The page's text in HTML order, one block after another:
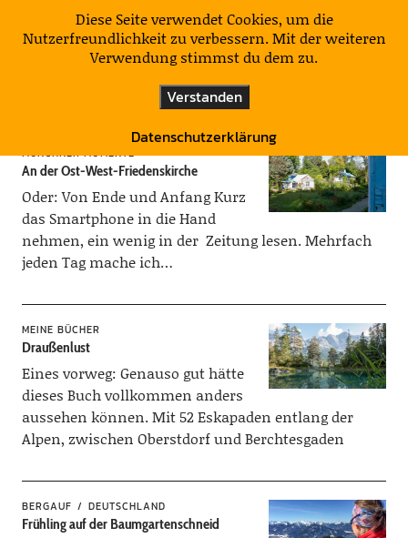
KulturNatur
MÜNCHNER MOMENTE
An der Ost-West-Friedenskirche
Oder: Von Ende und Anfang Kurz
das Smartphone in die Hand
nehmen, ein wenig in der Zeitung lesen. Mehrfach
jeden Tag mache ich…
MEINE BÜCHER
Draußenlust
Eines vorweg: Genauso gut hätte
dieses Buch vollkommen anders
aussehen können. Mit 52 Eskapaden entlang der
Alpen, zwischen Oberstdorf und Berchtesgaden
BERGAUF DEUTSCHLAND
Frühling auf der Baumgartenschneid
Diese Seite verwendet Cookies, um die
Nutzerfreundlichkeit zu verbessern. Mit der weiteren
Verwendung stimmst du dem zu.
Verstanden
Datenschutzerklärung